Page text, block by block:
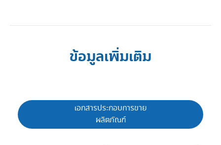
ข้อมูลเพิ่มเติม
เอกสารประกอบการขาย
ผลิตภัณฑ์